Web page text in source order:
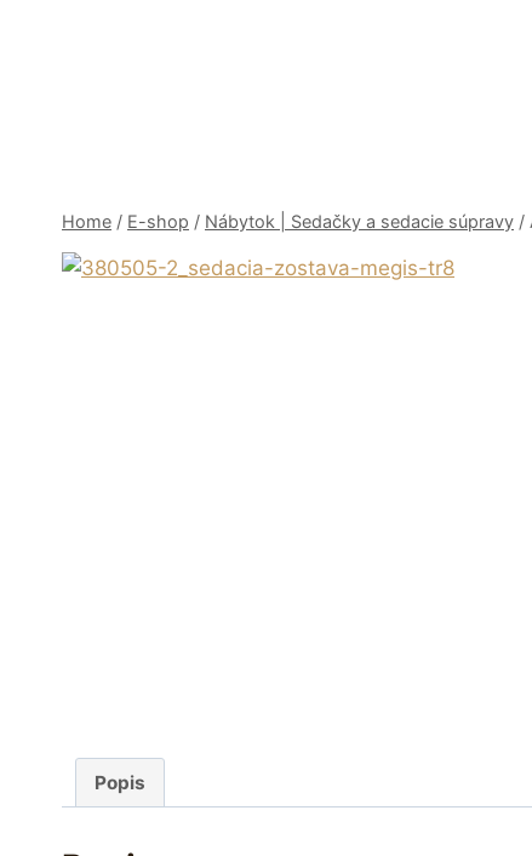
Home / E-shop / Nábytok | Sedačky a sedacie súpravy /
Popis